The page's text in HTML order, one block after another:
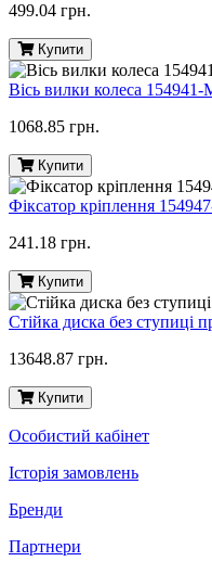
499.04 грн.
Купити
Вісь вилки колеса 154941-
1068.85 грн.
Купити
Фіксатор кріплення
241.18 грн.
Купити
Стійка диска без ступиці
13648.87 грн.
Купити
Особистий кабінет
Історія замовлень
Бренди
Партнери